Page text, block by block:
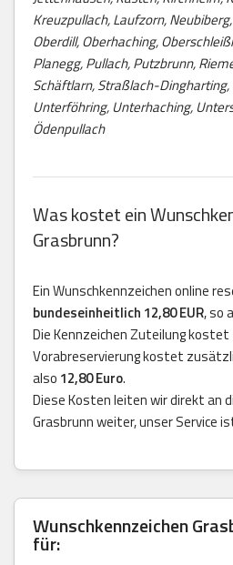
Kreuzpullach, Laufzorn,
Oberdill, Oberhaching,
Planegg, Pullach, Putzbrunn,
Schäftlarn, Straßlach-Dingharting,
Unterföhring, Unterhaching,
Ödenpullach
Was kostet ein
Grasbrunn?
Ein Wunschkennzeichen online
bundeseinheitlich 12,80 EUR, so
Die Kennzeichen Zuteilung kostet
Vorabreservierung kostet
also 12,80 Euro.
Diese Kosten leiten wir direkt an
Grasbrunn weiter, unser Service
Wunschkennzeichen
für: